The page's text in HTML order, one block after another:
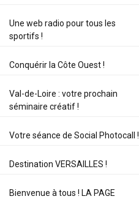
Une web radio pour tous les
sportifs !
Conquérir la Côte Ouest !
Val-de-Loire : votre prochain
séminaire créatif !
Votre séance de Social Photocall !
Destination VERSAILLES !
Bienvenue à tous ! LA PAGE